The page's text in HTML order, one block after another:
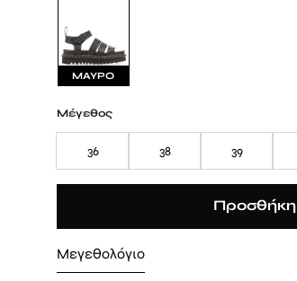
ΜΑΥΡΟ
Μέγεθος
36 38 39
Προσθήκη
Μεγεθολόγιο